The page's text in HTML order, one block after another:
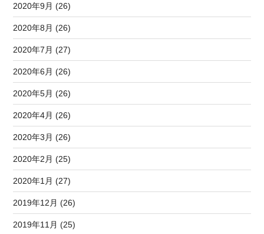
2020年9月 (26)
2020年8月 (26)
2020年7月 (27)
2020年6月 (26)
2020年5月 (26)
2020年4月 (26)
2020年3月 (26)
2020年2月 (25)
2020年1月 (27)
2019年12月 (26)
2019年11月 (25)